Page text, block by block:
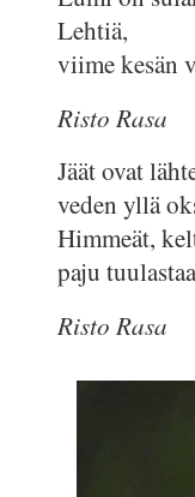
Lehtiä,
viime kesän
Risto Rasa
Jäät ovat
veden yllä
Himmeät,
paju
Risto Rasa